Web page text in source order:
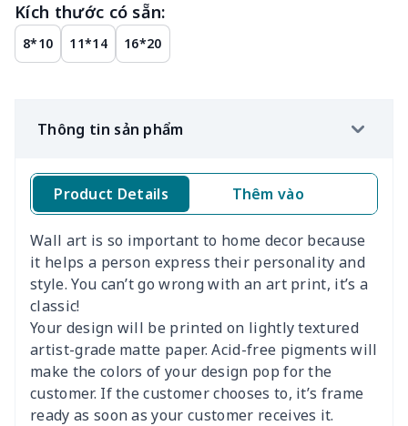
Kích thước có sẵn:
8*10 11*14 16*20
Thông tin sản phẩm
Product Details Thêm vào
Wall art is so important to home decor because
it helps a person express their personality and
style. You can’t go wrong with an art print, it’s a
classic!
Your design will be printed on lightly textured
artist-grade matte paper. Acid-free pigments will
make the colors of your design pop for the
customer. If the customer chooses to, it’s frame
ready as soon as your customer receives it.